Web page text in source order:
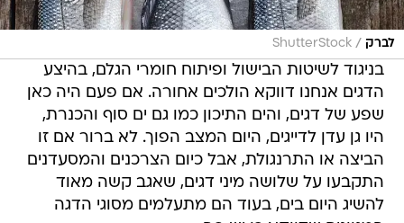
לברק /
ShutterStock
בניגוד לשיטות הבישול ופיתוח חומרי הגלם, בהיצע
הדגים אנחנו דווקא הולכים אחורה. אם פעם היה כאן
שפע של דגים, והים התיכון כמו גם ים סוף והכנרת,
היו גן עדן לדייגים, היום המצב הפוך. לא ברור אם זו
הביצה או התרנגולת, אבל כיום הצרכנים והמסעדנים
התקבעו על שלושה מיני דגים, שאגב קשה מאוד
להשיג היום בים, בעוד הם מתעלמים מסוגי הדגה